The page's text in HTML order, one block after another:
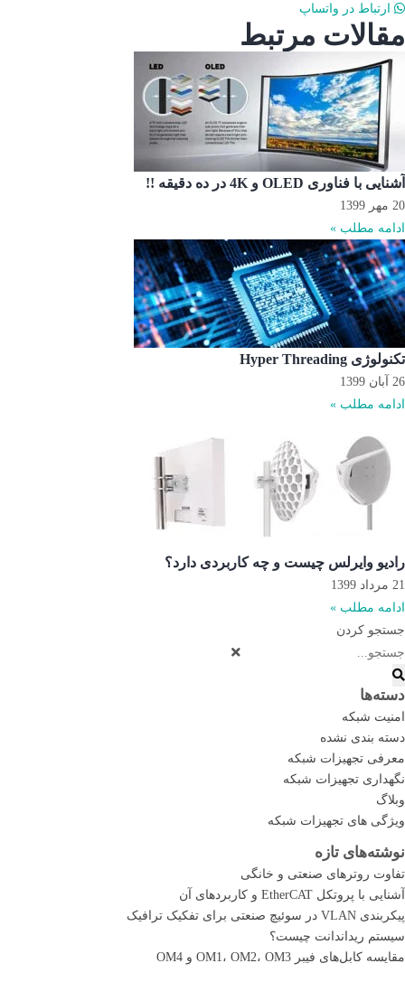
ارتباط در واتساپ
مقالات مرتبط
آشنایی با فناوری OLED و 4K در ده دقیقه !!
20 مهر 1399
ادامه مطلب »
تکنولوژی Hyper Threading
26 آبان 1399
ادامه مطلب »
رادیو وایرلس چیست و چه کاربردی دارد؟
21 مرداد 1399
ادامه مطلب »
جستجو کردن
دسته‌ها
امنیت شبکه
دسته بندی نشده
معرفی تجهیزات شبکه
نگهداری تجهیزات شبکه
وبلاگ
ویژگی های تجهیزات شبکه
نوشته‌های تازه
تفاوت روترهای صنعتی و خانگی
آشنایی با پروتکل EtherCAT و کاربردهای آن
پیکربندی VLAN در سوئیچ صنعتی برای تفکیک ترافیک
سیستم ریداندانت چیست؟
مقایسه کابل‌های فیبر OM1، OM2، OM3 و OM4